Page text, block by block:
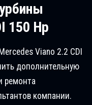
150 Hp
Viano 2.2 CDI
дополнительную
ремонта
компании.